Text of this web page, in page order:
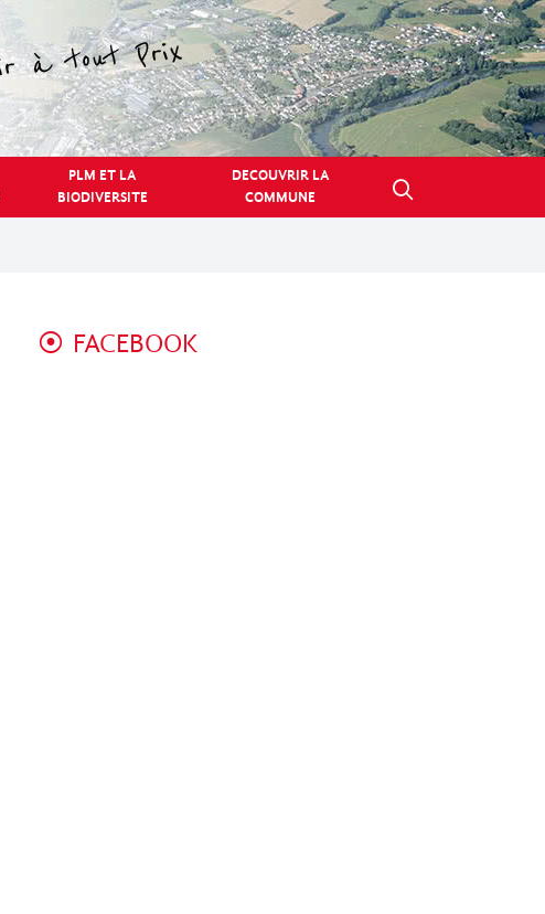
PLM ET LA
BIODIVERSITE
DECOUVRIR LA
COMMUNE
FACEBOOK